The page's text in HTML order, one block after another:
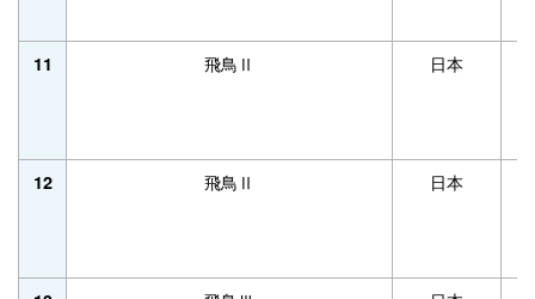
11 飛鳥Ⅱ 日本
12 飛鳥Ⅱ 日本